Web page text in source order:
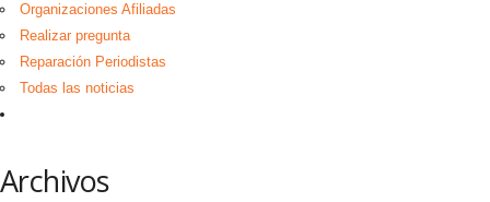
Organizaciones Afiliadas
Realizar pregunta
Reparación Periodistas
Todas las noticias
Archivos